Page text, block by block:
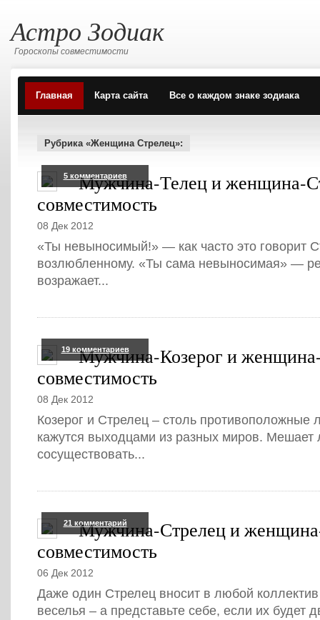
Астро Зодиак
Гороскопы совместимости
Главная Карта сайта Все о каждом знаке зодиака
Рубрика «Женщина Стрелец»:
5 комментариев
Мужчина-Телец и женщина-
совместимость
08 Дек 2012
«Ты невыносимый!» — как часто это говорит
возлюбленному. «Ты сама невыносимая» —
возражает...
19 комментариев
Мужчина-Козерог и
совместимость
08 Дек 2012
Козерог и Стрелец – столь противоположные
кажутся выходцами из разных миров. Мешает
сосуществовать...
21 комментарий
Мужчина-Стрелец и
совместимость
06 Дек 2012
Даже один Стрелец вносит в любой коллектив
веселья – а представьте себе, если их будет